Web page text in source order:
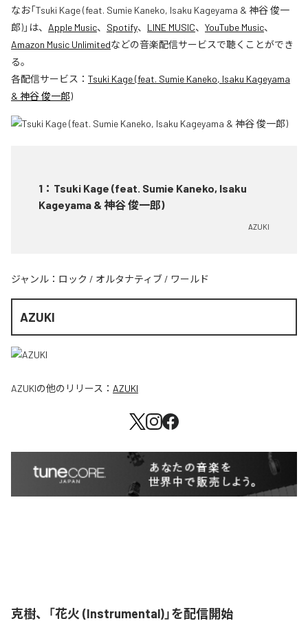
なお「Tsuki Kage (feat. Sumie Kaneko, Isaku Kageyama & 神谷 俊一
郎)」は、 Apple Music、 Spotify、 LINE MUSIC、 YouTube Music、
Amazon Music Unlimitedなどの音楽配信サービスで聴くことができ
る。
各配信サービス： Tsuki Kage (feat. Sumie Kaneko, Isaku Kageyama
& 神谷 俊一郎)
1 ： Tsuki Kage (feat. Sumie Kaneko, Isaku
Kageyama & 神谷 俊一郎)
AZUKI
ジャンル： ロック / オルタナティブ / ワールド
AZUKI
AZUKIの他のリリース： AZUKI
克樹、「花火 (Instrumental)」を配信開始